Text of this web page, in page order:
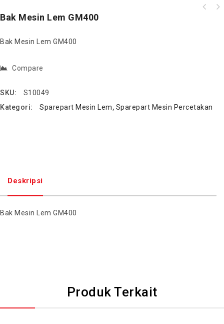
Bak Mesin Lem GM400
Bak Mesin Lem GM400
Compare
SKU:
S10049
Kategori:
Sparepart Mesin Lem, Sparepart Mesin Percetakan
Deskripsi
Bak Mesin Lem GM400
Produk Terkait